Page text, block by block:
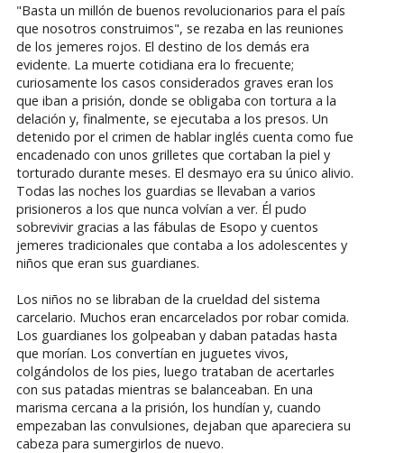
"Basta un millón de buenos revolucionarios para el país
que nosotros construimos", se rezaba en las reuniones
de los jemeres rojos. El destino de los demás era
evidente. La muerte cotidiana era lo frecuente;
curiosamente los casos considerados graves eran los
que iban a prisión, donde se obligaba con tortura a la
delación y, finalmente, se ejecutaba a los presos. Un
detenido por el crimen de hablar inglés cuenta como fue
encadenado con unos grilletes que cortaban la piel y
torturado durante meses. El desmayo era su único alivio.
Todas las noches los guardias se llevaban a varios
prisioneros a los que nunca volvían a ver. Él pudo
sobrevivir gracias a las fábulas de Esopo y cuentos
jemeres tradicionales que contaba a los adolescentes y
niños que eran sus guardianes.
Los niños no se libraban de la crueldad del sistema
carcelario. Muchos eran encarcelados por robar comida.
Los guardianes los golpeaban y daban patadas hasta
que morían. Los convertían en juguetes vivos,
colgándolos de los pies, luego trataban de acertarles
con sus patadas mientras se balanceaban. En una
marisma cercana a la prisión, los hundían y, cuando
empezaban las convulsiones, dejaban que apareciera su
cabeza para sumergirlos de nuevo.